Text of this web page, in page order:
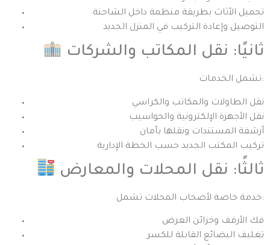
تحميل الأثاث بطريقة منظمة داخل الشاحنة
التوصيل وإعادة التركيب في المنزل الجديد
ثانيًا: نقل المكاتب والشركات
تشمل الخدمات:
نقل الطاولات والمكاتب والكراسي
نقل الأجهزة الإلكترونية والحواسيب
أرشفة المستندات ونقلها بأمان
تركيب المكتب الجديد حسب الخطة الإدارية
ثالثًا: نقل المحلات والمعارض
خدمة خاصة لأصحاب المحلات تشمل:
فك الأرفف وخزائن العرض
تغليف البضائع القابلة للكسر